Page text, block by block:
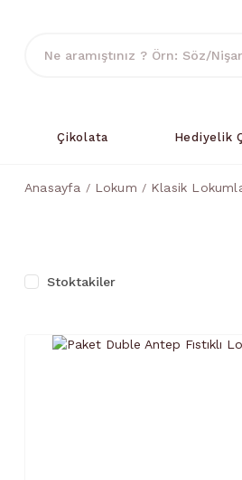
Çikolata Hediyelik
Anasayfa Lokum Klasik
Stoktakiler